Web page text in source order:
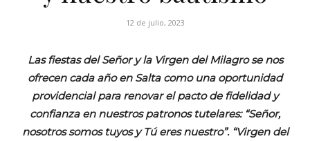
12 de julio, 2023
Las fiestas del Señor y la Virgen del Milagro se nos
ofrecen cada año en Salta como una oportunidad
providencial para renovar el pacto de fidelidad y
confianza en nuestros patronos tutelares: “Señor,
nosotros somos tuyos y Tú eres nuestro”. “Virgen del